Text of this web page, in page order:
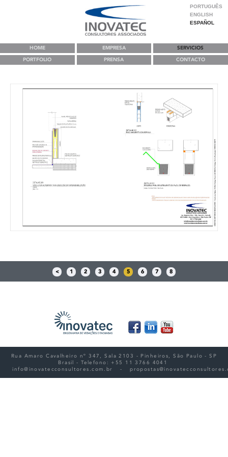
PORTUGUÊS
ENGLISH
ESPAÑOL
HOME EMPRESA
SERVICIOS
PORTFOLIO
PRENSA CONTACTO
< 1 2 3 4 5 6 7 8
Rua Amaro Cavalheiro nº 347, Sala 2103 - Pinheiros, São Paulo - SP
Brasil - Telefono: +55 11 3766 4041
info@inovatecconsultores.com.br
-